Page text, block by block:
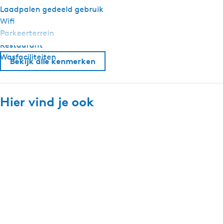
Laadpalen gedeeld gebruik
Wifi
Parkeerterrein
Restaurant
Wasfaciliteiten
Bekijk alle kenmerken
Hier vind je ook